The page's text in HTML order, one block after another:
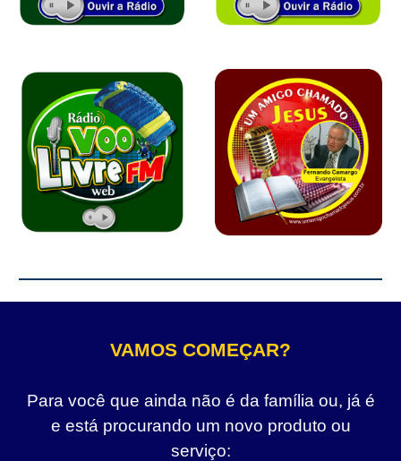
VAMOS COMEÇAR?
Para você que ainda não é da família ou, já é
e está procurando um novo produto ou
serviço: